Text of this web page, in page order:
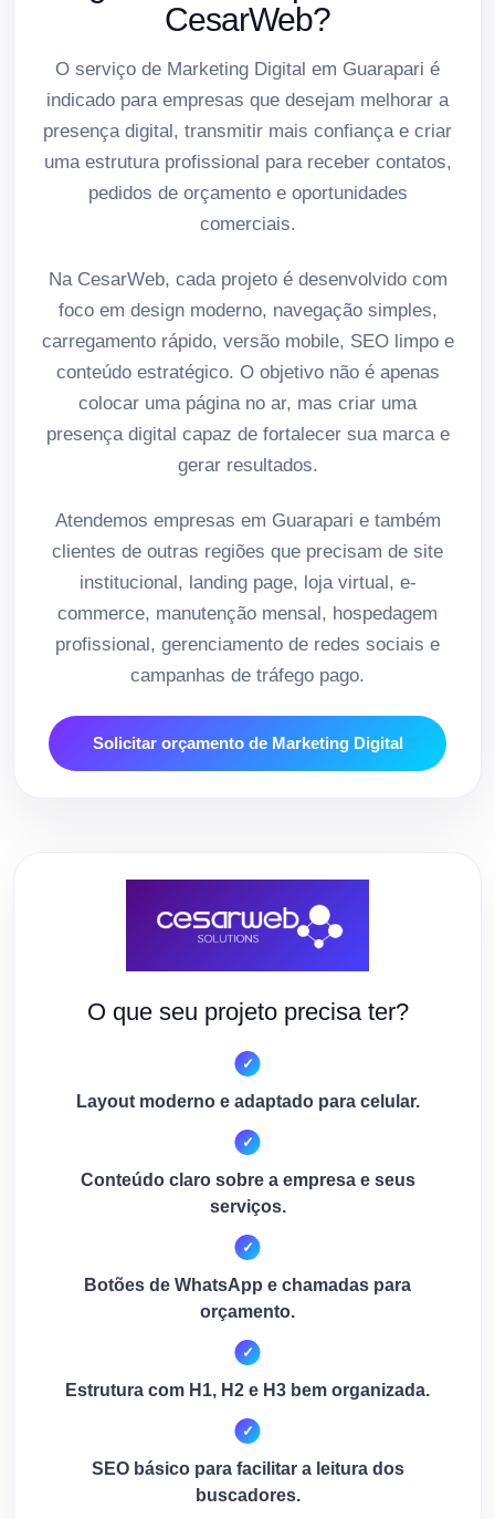
CesarWeb?
O serviço de Marketing Digital em Guarapari é
indicado para empresas que desejam melhorar a
presença digital, transmitir mais confiança e criar
uma estrutura profissional para receber contatos,
pedidos de orçamento e oportunidades
comerciais.
Na CesarWeb, cada projeto é desenvolvido com
foco em design moderno, navegação simples,
carregamento rápido, versão mobile, SEO limpo e
conteúdo estratégico. O objetivo não é apenas
colocar uma página no ar, mas criar uma
presença digital capaz de fortalecer sua marca e
gerar resultados.
Atendemos empresas em Guarapari e também
clientes de outras regiões que precisam de site
institucional, landing page, loja virtual, e-
commerce, manutenção mensal, hospedagem
profissional, gerenciamento de redes sociais e
campanhas de tráfego pago.
Solicitar orçamento de Marketing Digital
O que seu projeto precisa ter?
Layout moderno e adaptado para celular.
Conteúdo claro sobre a empresa e seus
serviços.
Botões de WhatsApp e chamadas para
orçamento.
Estrutura com H1, H2 e H3 bem organizada.
SEO básico para facilitar a leitura dos
buscadores.